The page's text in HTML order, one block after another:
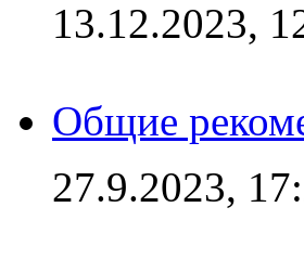
13.12.2023,
Общие
27.9.2023,